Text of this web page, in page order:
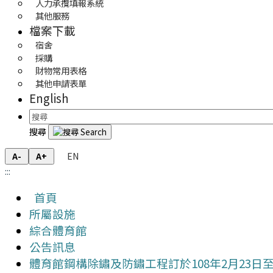
人力承攬填報系統
其他服務
檔案下載
宿舍
採購
財物常用表格
其他申請表單
English
搜尋
A- A+
EN
:::
首頁
所屬設施
綜合體育館
公告訊息
體育館鋼構除鏽及防鏽工程訂於108年2月23日